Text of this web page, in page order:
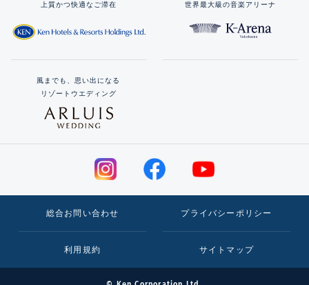
上質かつ快適なご滞在 世界最大級の音楽アリーナ
風までも、思い出になる
リゾートウエディング
総合お問い合わせ プライバシーポリシー
利用規約 サイトマップ